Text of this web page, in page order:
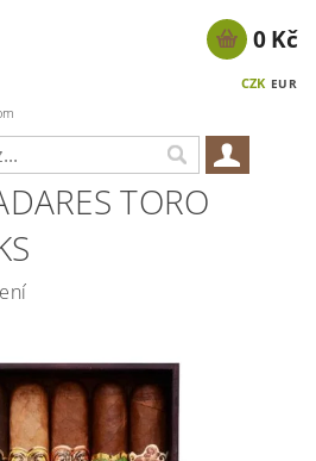
CZK EUR
0 Kč
TORO